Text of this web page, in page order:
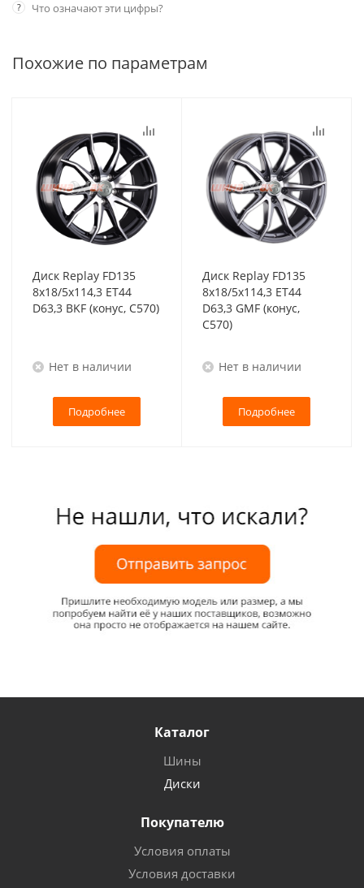
? Что означают эти цифры?
Похожие по параметрам
Диск Replay FD135
8x18/5x114,3 ET44
D63,3 BKF (конус, C570)
Нет в наличии
Подробнее
Диск Replay FD135
8x18/5x114,3 ET44
D63,3 GMF (конус,
C570)
Нет в наличии
Подробнее
Каталог
Шины
Диски
Покупателю
Условия оплаты
Условия доставки